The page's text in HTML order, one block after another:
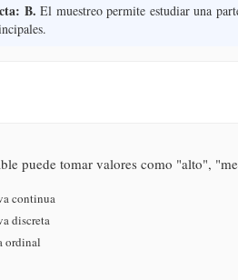
B. El muestreo permite estudiar una
puede tomar valores como "alto",
continua
discreta
ordinal